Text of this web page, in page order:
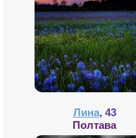
Лина, 43
Полтава